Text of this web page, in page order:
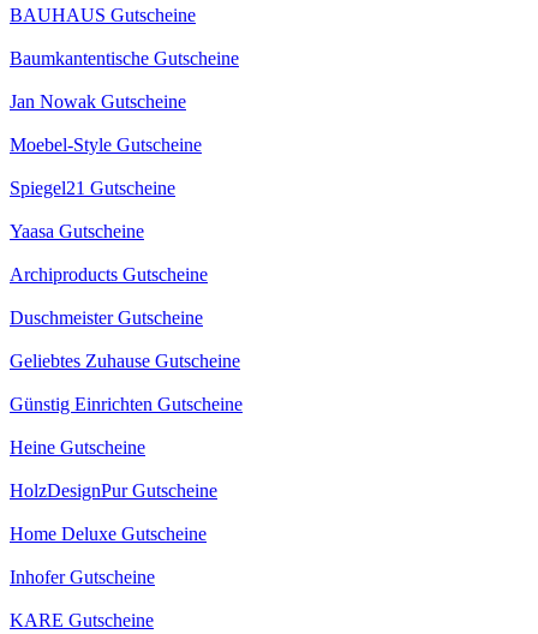
BAUHAUS Gutscheine
Baumkantentische Gutscheine
Jan Nowak Gutscheine
Moebel-Style Gutscheine
Spiegel21 Gutscheine
Yaasa Gutscheine
Archiproducts Gutscheine
Duschmeister Gutscheine
Geliebtes Zuhause Gutscheine
Günstig Einrichten Gutscheine
Heine Gutscheine
HolzDesignPur Gutscheine
Home Deluxe Gutscheine
Inhofer Gutscheine
KARE Gutscheine